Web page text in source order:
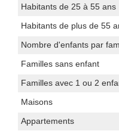
Habitants de 25 à 55 ans
Habitants de plus de 55
Nombre d'enfants par
Familles sans enfant
Familles avec 1 ou 2
Maisons
Appartements